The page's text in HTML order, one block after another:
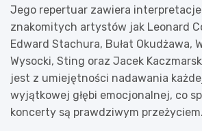
Jego repertuar zawiera
znakomitych artystów jak Leonard
Edward Stachura, Bułat Okudżawa,
Wysocki, Sting oraz Jacek
jest z umiejętności nadawania
wyjątkowej głębi emocjonalnej, co
koncerty są prawdziwym przeżyciem.